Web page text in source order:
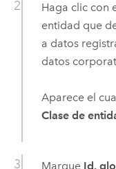
Haga clic con
entidad que
a datos
datos
Aparece el
Clase de
Marque Id.